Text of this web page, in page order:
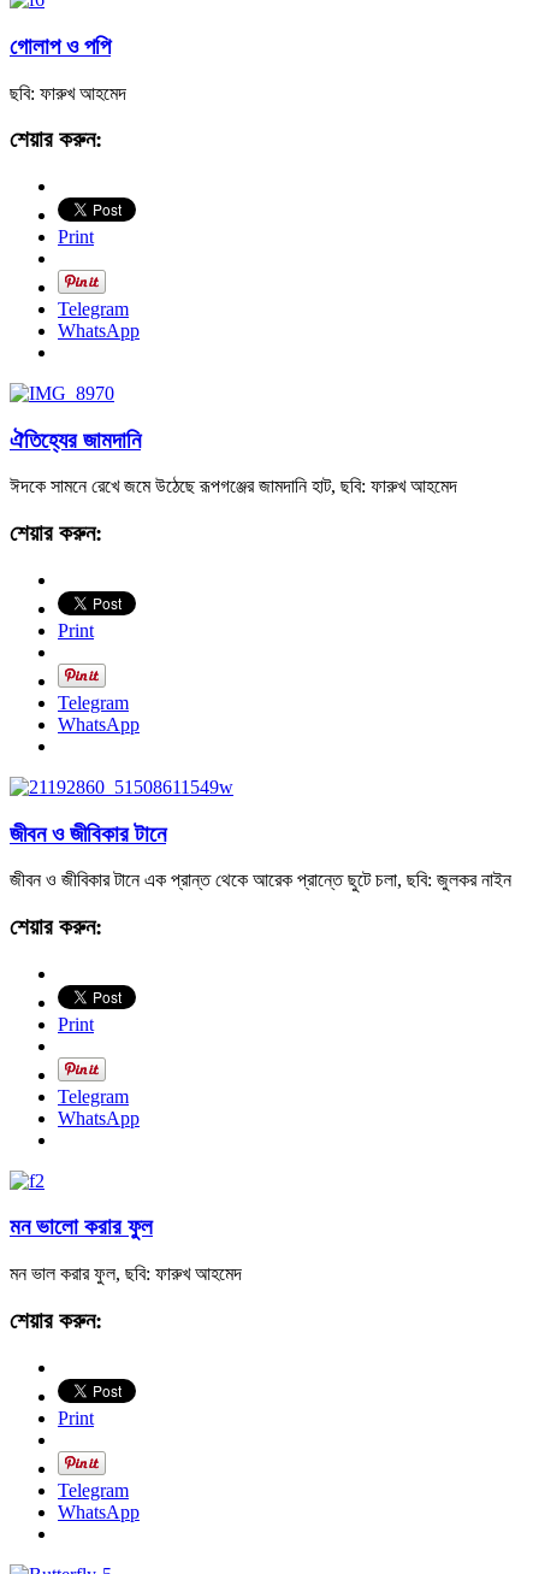
গোলাপ ও পপি
ছবি: ফারুখ আহমেদ
শেয়ার করুন:
Print
Telegram
WhatsApp
ঐতিহ্যের জামদানি
ঈদকে সামনে রেখে জমে উঠেছে রূপগঞ্জের জামদানি হাট, ছবি: ফারুখ আহমেদ
শেয়ার করুন:
Print
Telegram
WhatsApp
জীবন ও জীবিকার টানে
জীবন ও জীবিকার টানে এক প্রান্ত থেকে আরেক প্রান্তে ছুটে চলা, ছবি: জুলকর নাইন
শেয়ার করুন:
Print
Telegram
WhatsApp
মন ভালো করার ফুল
মন ভাল করার ফুল, ছবি: ফারুখ আহমেদ
শেয়ার করুন:
Print
Telegram
WhatsApp